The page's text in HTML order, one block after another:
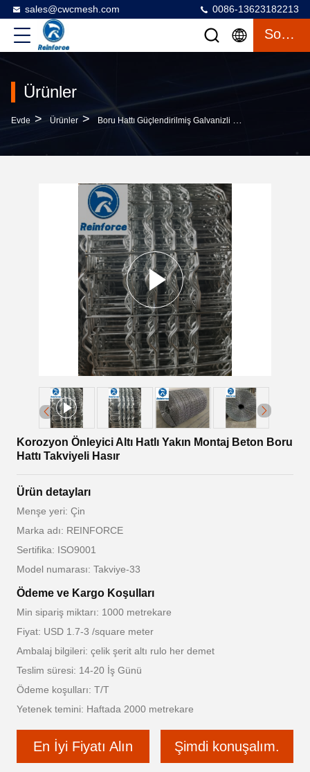
sales@cwcmesh.com 0086-13623182213
Sohbet
Ürünler
Evde > Ürünler > Boru Hattı Güçlendirilmiş Galvanizli Çelik Örgü
Korozyon Önleyici Altı Hatlı Yakın Montaj Beton Boru
Hattı Takviyeli Hasır
Ürün detayları
Menşe yeri: Çin
Marka adı: REINFORCE
Sertifika: ISO9001
Model numarası: Takviye-33
Ödeme ve Kargo Koşulları
Min sipariş miktarı: 1000 metrekare
Fiyat: USD 1.7-3 /square meter
Ambalaj bilgileri: çelik şerit altı rulo her demet
Teslim süresi: 14-20 İş Günü
Ödeme koşulları: T/T
Yetenek temini: Haftada 2000 metrekare
En İyi Fiyatı Alın Şimdi konuşalım.